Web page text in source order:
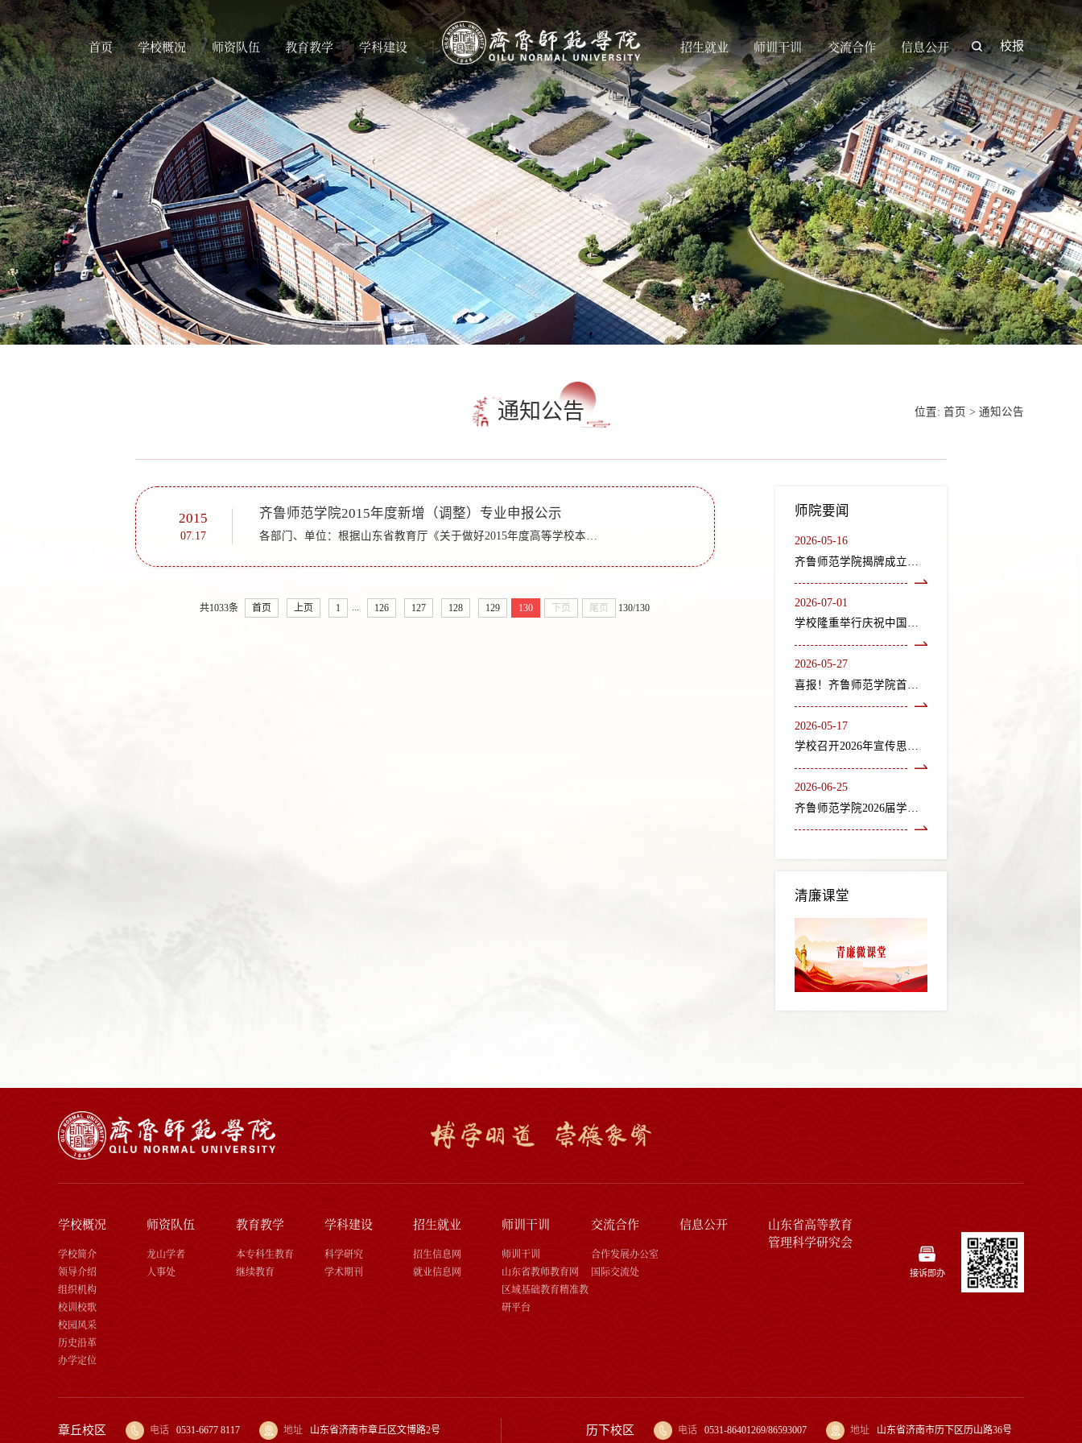
首页 学校概况 师资队伍 教育教学 学科建设 招生就业 师训干训 交流合作 信息公开 校报
通知公告 位置: 首页 > 通知公告
2015
07.17
齐鲁师范学院2015年度新增（调整）专业申报公示
各部门、单位：根据山东省教育厅《关于做好2015年度高等学校本科专业设置工作的通知》（鲁教高字〔2015〕6号）要求，综合考虑我校专业建设与人才培养需求，经过充分研究论证和学校教学指导委员会审议，拟申报新增...
共1033条 首页 上页 1 ... 126 127 128 129 130 下页 尾页 130/130
师院要闻
2026-05-16
2026-07-01
学校隆重举行庆祝中国共产党成立105周年“七一”表彰大会暨《长歌尽美》艺术党课
2026-05-27
2026-05-17
学校召开2026年宣传思想文化工作会议
2026-06-25
清廉课堂
学校概况
学校简介
领导介绍
组织机构
校训校歌
校园风采
历史沿革
办学定位
师资队伍
龙山学者
人事处
教育教学
本专科生教育
继续教育
学科建设
科学研究
学术期刊
招生就业
招生信息网
就业信息网
师训干训
师训干训
山东省教师教育网
区域基础教育精准教
研平台
交流合作
合作发展办公室
国际交流处
信息公开
山东省高等教育
管理科学研究会
接诉即办
章丘校区 电话 0531-6677 8117 地址 山东省济南市章丘区文博路2号 历下校区 电话 0531-86401269/86593007 地址 山东省济南市历下区历山路36号